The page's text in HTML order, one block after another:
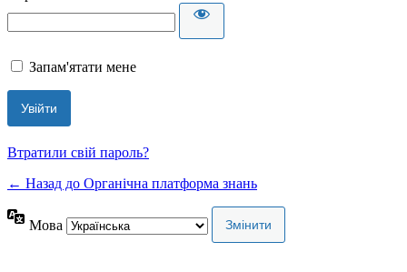
Запам'ятати мене
Втратили свій пароль?
← Назад до Органічна платформа знань
Мова